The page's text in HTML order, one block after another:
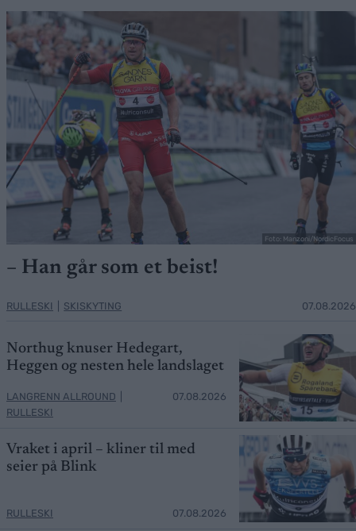
Foto: Manzoni/NordicFocus
– Han går som et beist!
RULLESKI SKISKYTING 07.08.2026
Northug knuser Hedegart,
Heggen og nesten hele landslaget
LANGRENN ALLROUND
RULLESKI
07.08.2026
Vraket i april – kliner til med
seier på Blink
RULLESKI 07.08.2026